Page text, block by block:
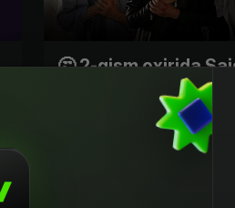
🟢 Buni bilib olish uchun «Turnir» serialining 3 qismini
hoziroq iTV da tom...